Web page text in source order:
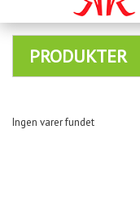
PRODUKTER
Ingen varer fundet